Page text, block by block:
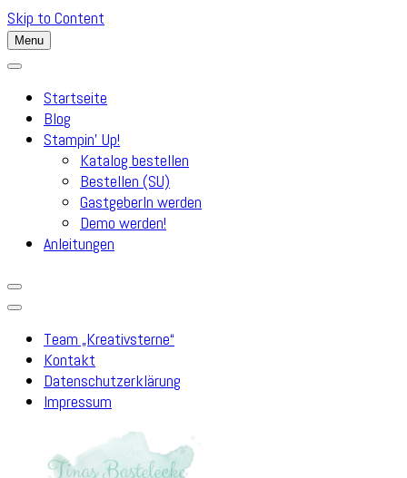
Skip to Content
Menu
Startseite
Blog
Stampin’ Up!
Katalog bestellen
Bestellen (SU)
GastgeberIn werden
Demo werden!
Anleitungen
Team „Kreativsterne“
Kontakt
Datenschutzerklärung
Impressum